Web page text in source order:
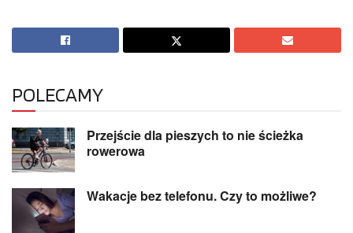
POLECAMY
Przejście dla pieszych to nie ścieżka
rowerowa
Wakacje bez telefonu. Czy to możliwe?